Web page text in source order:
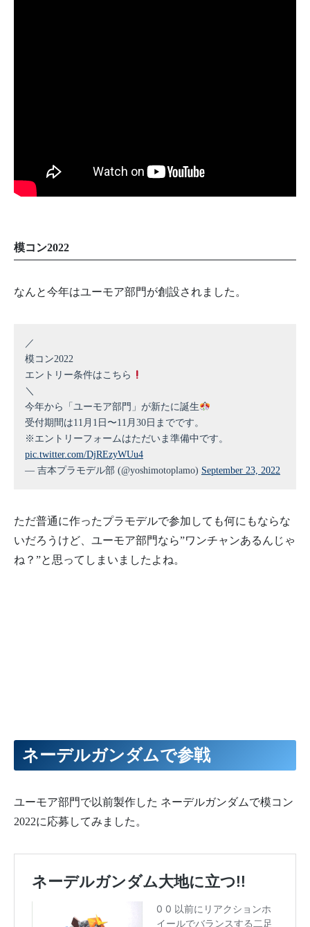
模コン2022
なんと今年はユーモア部門が創設されました。
／
模コン2022
エントリー条件はこちら
＼
今年から「ユーモア部門」が新たに誕生
受付期間は11月1日〜11月30日までです。
※エントリーフォームはただいま準備中です。
pic.twitter.com/DjREzyWUu4
— 吉本プラモデル部 (@yoshimotoplamo) September 23, 2022
ただ普通に作ったプラモデルで参加しても何にもならな
いだろうけど、ユーモア部門なら”ワンチャンあるんじゃ
ね？”と思ってしまいましたよね。
ネーデルガンダムで参戦
ユーモア部門で以前製作した ネーデルガンダムで模コン
2022に応募してみました。